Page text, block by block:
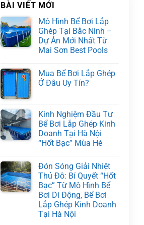
BÀI VIẾT MỚI
Mô Hình Bể Bơi Lắp
Ghép Tại Bắc Ninh –
Dự Án Mới Nhất Từ
Mai Sơn Best Pools
Mua Bể Bơi Lắp Ghép
Ở Đâu Uy Tín?
Kinh Nghiệm Đầu Tư
Bể Bơi Lắp Ghép Kinh
Doanh Tại Hà Nội
“Hốt Bạc” Mùa Hè
Đón Sóng Giải Nhiệt
Thủ Đô: Bí Quyết “Hốt
Bạc” Từ Mô Hình Bể
Bơi Di Động, Bể Bơi
Lắp Ghép Kinh Doanh
Tại Hà Nội